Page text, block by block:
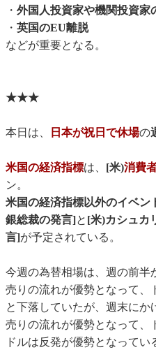
・ 外国人投資家や機関投資家
・ 英国のEU離脱
などが重要となる。
★★★
本日は、 日本が祝日で休場の
米国の経済指標は、 [米)消費
ン。
米国の経済指標以外のイベン
銀総裁の発言]と [米)カシュカ
言]が予定されている。
今週の為替相場は、週の前半
売りの流れが優勢となって、
と下落していたが、週末に
売りの流れが優勢となって、
ドルは反発が優勢となってい